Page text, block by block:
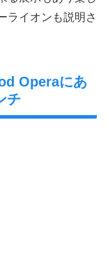
ライオンも説明さ
Operaにあ
チ